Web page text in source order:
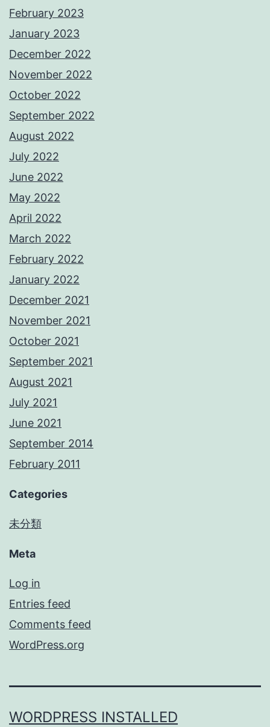
February 2023
January 2023
December 2022
November 2022
October 2022
September 2022
August 2022
July 2022
June 2022
May 2022
April 2022
March 2022
February 2022
January 2022
December 2021
November 2021
October 2021
September 2021
August 2021
July 2021
June 2021
September 2014
February 2011
Categories
未分類
Meta
Log in
Entries feed
Comments feed
WordPress.org
WORDPRESS INSTALLED